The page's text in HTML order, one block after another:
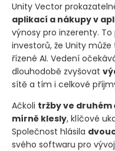
Unity Vector
aplikací a nákupy v
výnosy pro inzerenty.
investorů, že Unity
řízené AI. Vedení
dlouhodobě zvyšovat
sítě a tím i celkové
Ačkoli tržby ve
mírně klesly, klíčové
Společnost hlásila
svého softwaru pro